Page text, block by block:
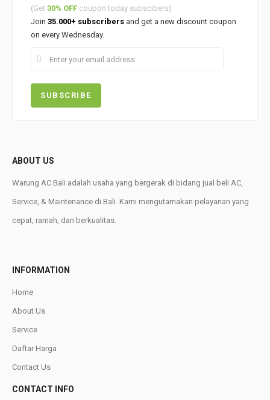
(Get 30% OFF coupon today subscibers)
Join 35.000+ subscribers and get a new discount coupon
on every Wednesday.
ABOUT US
Warung AC Bali adalah usaha yang bergerak di bidang jual beli AC,
Service, & Maintenance di Bali. Kami mengutamakan pelayanan yang
cepat, ramah, dan berkualitas.
INFORMATION
Home
About Us
Service
Daftar Harga
Contact Us
CONTACT INFO